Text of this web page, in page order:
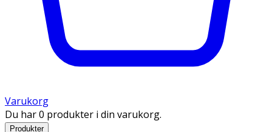
Varukorg
Du har 0 produkter i din varukorg.
Produkter